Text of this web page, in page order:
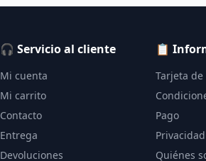
🎧 Servicio al cliente
Mi cuenta
Mi carrito
Contacto
Entrega
Devoluciones
📋
Tarjeta
Pago
Privacidad
Quiénes